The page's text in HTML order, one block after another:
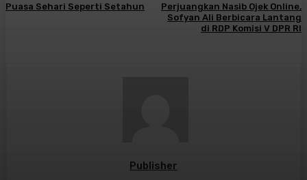
Puasa Sehari Seperti Setahun
Perjuangkan Nasib Ojek Online,
Sofyan Ali Berbicara Lantang
di RDP Komisi V DPR RI
Publisher